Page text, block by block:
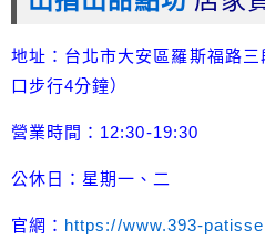
地址：台北市大安區羅斯福路
口步行4分鐘）
營業時間：12:30-19:30
公休日：星期一、二
官網： https://www.393-